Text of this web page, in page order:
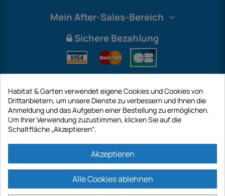
Mein After-Sales-Bereich
Sichere Bezahlung
International
Habitat & Garten verwendet eigene Cookies und Cookies von
Drittanbietern, um unsere Dienste zu verbessern und Ihnen die
Anmeldung und das Aufgeben einer Bestellung zu ermöglichen.
Um Ihrer Verwendung zuzustimmen, klicken Sie auf die
Schaltfläche „Akzeptieren“.
Akzeptieren
Alle Cookies ablehnen